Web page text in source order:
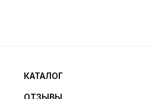
КАТАЛОГ
ОТЗЫВЫ